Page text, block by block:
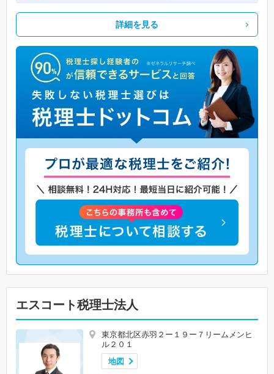
詳細を見る
エスコート税理士法人
東京都北区赤羽２ー１９ー７リームメンヒ
ル２０１
地図